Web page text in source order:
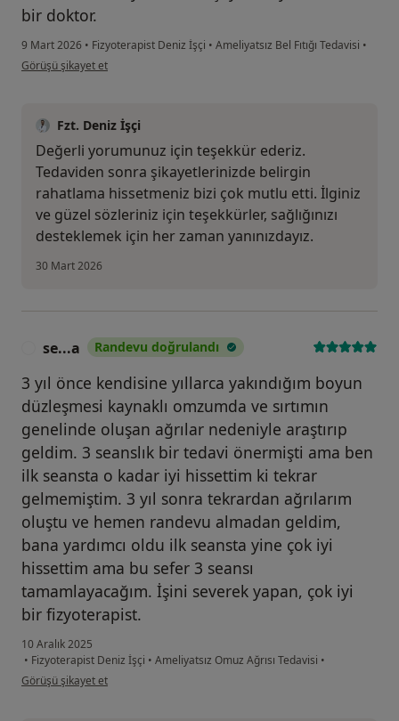
bir doktor.
9 Mart 2026 • Fizyoterapist Deniz İşçi • Ameliyatsız Bel Fıtığı Tedavisi •
kullanıcının görüşüne göre h....ç
Görüşü şikayet et
Fzt. Deniz İşçi
Değerli yorumunuz için teşekkür ederiz.
Tedaviden sonra şikayetlerinizde belirgin
rahatlama hissetmeniz bizi çok mutlu etti. İlginiz
ve güzel sözleriniz için teşekkürler, sağlığınızı
desteklemek için her zaman yanınızdayız.
30 Mart 2026
se...a Randevu doğrulandı
3 yıl önce kendisine yıllarca yakındığım boyun
düzleşmesi kaynaklı omzumda ve sırtımın
genelinde oluşan ağrılar nedeniyle araştırıp
geldim. 3 seanslık bir tedavi önermişti ama ben
ilk seansta o kadar iyi hissettim ki tekrar
gelmemiştim. 3 yıl sonra tekrardan ağrılarım
oluştu ve hemen randevu almadan geldim,
bana yardımcı oldu ilk seansta yine çok iyi
hissettim ama bu sefer 3 seansı
tamamlayacağım. İşini severek yapan, çok iyi
bir fizyoterapist.
10 Aralık 2025
• Fizyoterapist Deniz İşçi • Ameliyatsız Omuz Ağrısı Tedavisi •
kullanıcının görüşüne göre se...a
Görüşü şikayet et